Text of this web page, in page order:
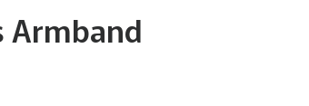
Armband